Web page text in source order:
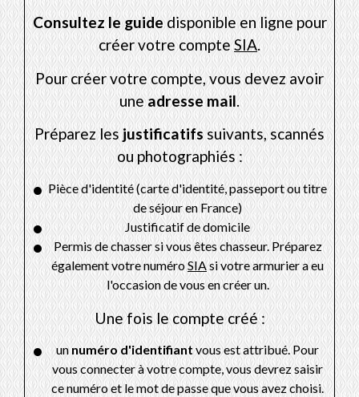
Consultez le guidedisponible en ligne pour
créer votre compteSIA.
Pour créer votre compte, vous devez avoir
uneadresse mail.
Préparez lesjustificatifs suivants, scannés
ou photographiés :
Pièce d'identité (carte d'identité, passeport ou titre
de séjour en France)
Justificatif de domicile
Permis de chasser si vous êtes chasseur. Préparez
également votre numéroSIAsi votre armurier a eu
l'occasion de vous en créer un.
Une fois le compte créé :
un numéro d'identifiantvous est attribué. Pour
vous connecter à votre compte, vous devrez saisir
ce numéro et le mot de passe que vous avez choisi.